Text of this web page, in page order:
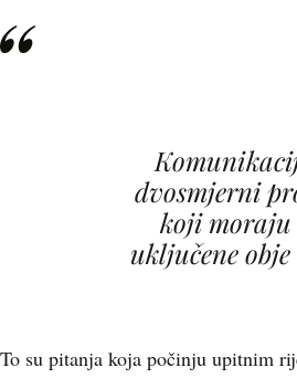
dvosmjerni
koji
uključene obje
To su pitanja koja počinju upitnim